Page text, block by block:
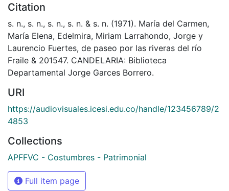
Citation
s. n., s. n., s. n., s. n. & s. n. (1971). María del Carmen,
María Elena, Edelmira, Miriam Larrahondo, Jorge y
Laurencio Fuertes, de paseo por las riveras del río
Fraile & 201547. CANDELARIA: Biblioteca
Departamental Jorge Garces Borrero.
URI
https://audiovisuales.icesi.edu.co/handle/123456789/2
4853
Collections
APFFVC - Costumbres - Patrimonial
Full item page